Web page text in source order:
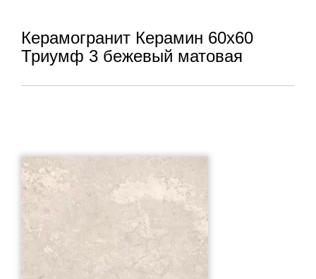
Керамогранит Керамин 60x60
Триумф 3 бежевый матовая